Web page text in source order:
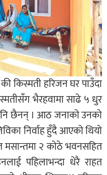
किस्मती हरिजन घर पाउँदा
भैरहवामा साढे ५ धुर
छैनन् । आठ जनाको उनको
निर्वाह हुँदै आएको थियो
मसान्तमा २ कोठे भवनसहित
पहिलाभन्दा धेरै राहत